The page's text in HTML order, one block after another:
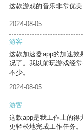
这款游戏的音乐非常优
2024-08-05
游客
这款加速器app的加速效
况了。我以前玩游戏经
不少。
2024-08-05
游客
这款app是我工作上的得
更轻松地完成工作任务。